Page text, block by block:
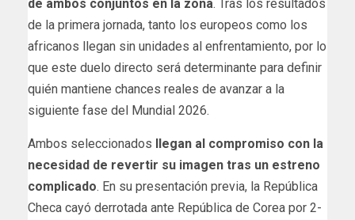
de ambos conjuntos en la zona. Tras los resultados
de la primera jornada, tanto los europeos como los
africanos llegan sin unidades al enfrentamiento, por lo
que este duelo directo será determinante para definir
quién mantiene chances reales de avanzar a la
siguiente fase del Mundial 2026.
Ambos seleccionados llegan al compromiso con la
necesidad de revertir su imagen tras un estreno
complicado. En su presentación previa, la República
Checa cayó derrotada ante República de Corea por 2-